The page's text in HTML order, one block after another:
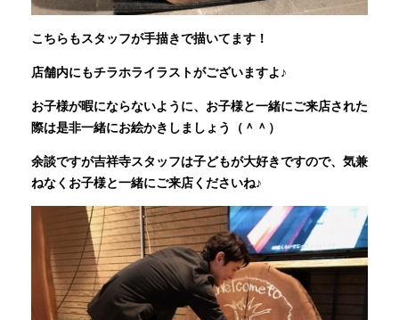
こちらもスタッフが手描きで描いてます！
店舗内にもチラホライラストがございますよ♪
お子様が暇にならないように、お子様と一緒にご来店された
際は是非一緒にお絵かきしましょう（＾＾）
余談ですが吉祥寺スタッフは子どもが大好きですので、気兼
ねなくお子様と一緒にご来店くださいね♪